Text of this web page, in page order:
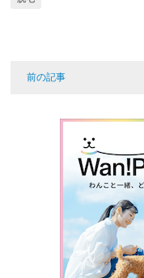
前の記事